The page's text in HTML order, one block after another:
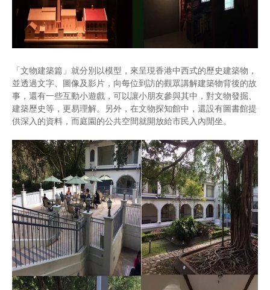
「文物建築篇」就分別以模型，來呈現香港中西式的歷史建築物，
並透過文字、圖像及影片，向每位到訪的觀眾講解建築物背後的故
事，還有一些互動小遊戲，可以讓小朋友參與其中，對文物發掘、
建築歷史等，更易理解。另外，在文物探知館中，還設有圖書館提
供深入的資料，而庭園的公共空間就開放給市民入內閒坐。